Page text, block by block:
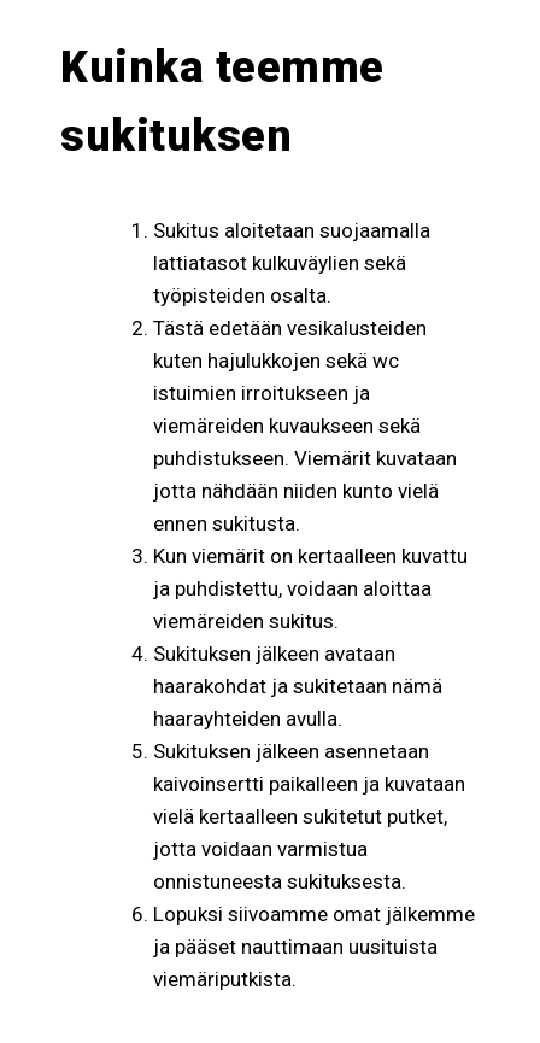
Kuinka teemme
sukituksen
Sukitus aloitetaan suojaamalla
lattiatasot kulkuväylien sekä
työpisteiden osalta.
Tästä edetään vesikalusteiden
kuten hajulukkojen sekä wc
istuimien irroitukseen ja
viemäreiden kuvaukseen sekä
puhdistukseen. Viemärit kuvataan
jotta nähdään niiden kunto vielä
ennen sukitusta.
Kun viemärit on kertaalleen kuvattu
ja puhdistettu, voidaan aloittaa
viemäreiden sukitus.
Sukituksen jälkeen avataan
haarakohdat ja sukitetaan nämä
haarayhteiden avulla.
Sukituksen jälkeen asennetaan
kaivoinsertti paikalleen ja kuvataan
vielä kertaalleen sukitetut putket,
jotta voidaan varmistua
onnistuneesta sukituksesta.
Lopuksi siivoamme omat jälkemme
ja pääset nauttimaan uusituista
viemäriputkista.